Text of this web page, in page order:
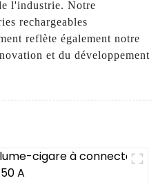
l'industrie. Notre
rechargeables
reflète également notre
et du développement